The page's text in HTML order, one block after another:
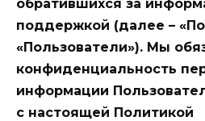
обратившихся за
поддержкой (далее –
«Пользователи»). Мы
конфиденциальность
информации
с настоящей Политикой